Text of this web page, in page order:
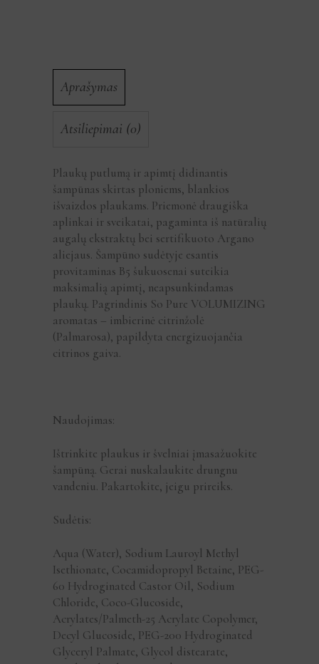
Aprašymas
Atsiliepimai (0)
Plaukų putlumą ir apimtį didinantis
šampūnas skirtas ploniems, blankios
išvaizdos plaukams. Priemonė draugiška
aplinkai ir sveikatai, pagaminta iš natūralių
augalų ekstraktų bei sertifikuoto Argano
aliejaus. Šampūno sudėtyje esantis
provitaminas B5 šukuosenai suteikia
maksimalią apimtį, neapsunkindamas
plaukų. Pagrindinis So Pure VOLUMIZING
aromatas – imbierinė citrinžolė
(Palmarosa), papildyta energizuojančia
citrinos gaiva.
Naudojimas:
Ištrinkite plaukus ir švelniai įmasažuokite
šampūną. Gerai nuskalaukite drungnu
vandeniu. Pakartokite, jeigu prireiks.
Sudėtis:
Aqua (Water), Sodium Lauroyl Methyl
Isethionate, Cocamidopropyl Betaine, PEG-
60 Hydroginated Castor Oil, Sodium
Chloride, Coco-Glucoside,
Acrylates/Palmeth-25 Acrylate Copolymer,
Decyl Glucoside, PEG-200 Hydroginated
Glyceryl Palmate, Glycol distearate,